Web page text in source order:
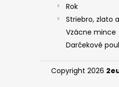
Rok
Striebro, zlato
Vzácne mince
Darčekové
Copyright 2026